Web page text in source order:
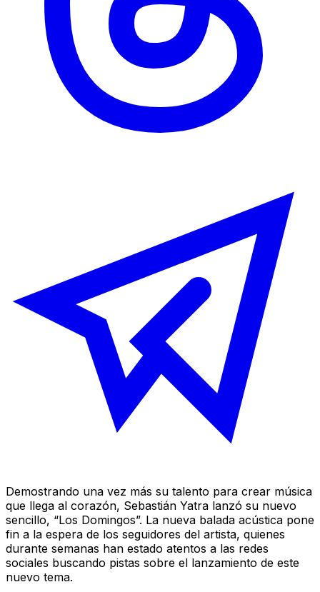
Demostrando una vez más su talento para crear música
que llega al corazón, Sebastián Yatra lanzó su nuevo
sencillo, “Los Domingos”. La nueva balada acústica pone
fin a la espera de los seguidores del artista, quienes
durante semanas han estado atentos a las redes
sociales buscando pistas sobre el lanzamiento de este
nuevo tema.